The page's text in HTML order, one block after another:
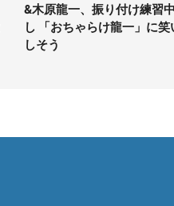
&木原龍一、振り付け練習
し 「おちゃらけ龍一」に笑
しそう